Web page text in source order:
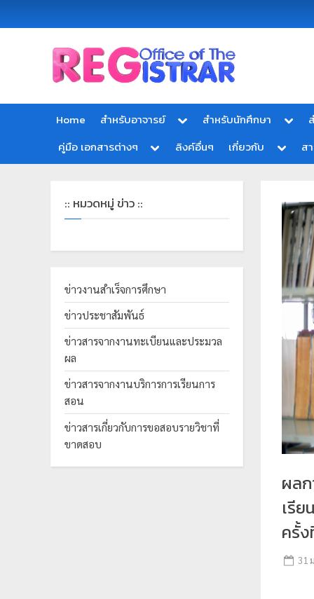
ก
ะ
แ
ม
Registrar
mai
Home สำหรับอาจารย์ สำหรับนักศึกษา
คู่มือ เอกสารต่างๆ
ลิงค์อื่นๆ เกี่ยวกับ ส
ผลก
เรี
ครั้ง
31
:: หมวดหมู่ ข่าว ::
ข่าวงานสำเร็จการศึกษา
ข่าวประชาสัมพันธ์
ข่าวสารจากงานทะเบียนและประมวล
ผล
ข่าวสารจากงานบริการการเรียนการ
สอน
ข่าวสารเกี่ยวกับการขอสอบรายวิชาที่
ขาดสอบ